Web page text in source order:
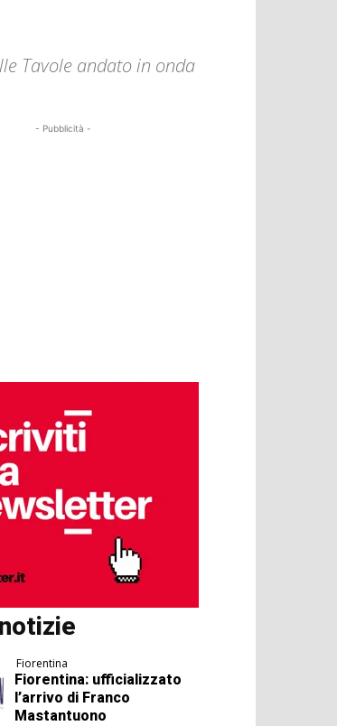
Tavole andato in onda
- Pubblicità -
Fiorentina
Fiorentina: ufficializzato
l’arrivo di Franco
Mastantuono